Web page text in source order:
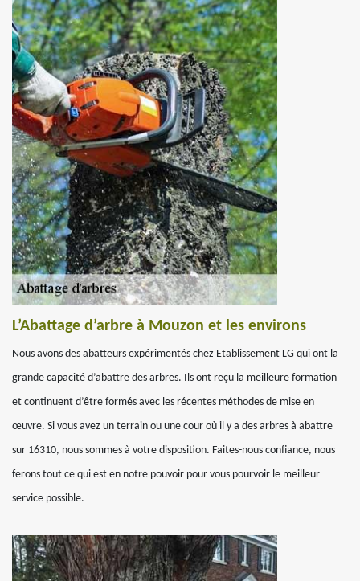
L’Abattage d’arbre à Mouzon et les environs
Nous avons des abatteurs expérimentés chez Etablissement LG qui ont la
grande capacité d’abattre des arbres. Ils ont reçu la meilleure formation
et continuent d’être formés avec les récentes méthodes de mise en
œuvre. Si vous avez un terrain ou une cour où il y a des arbres à abattre
sur 16310, nous sommes à votre disposition. Faites-nous confiance, nous
ferons tout ce qui est en notre pouvoir pour vous pourvoir le meilleur
service possible.